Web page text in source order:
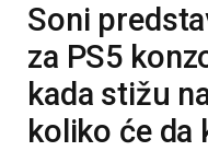
Soni
za PS5
kada stižu
koliko će da